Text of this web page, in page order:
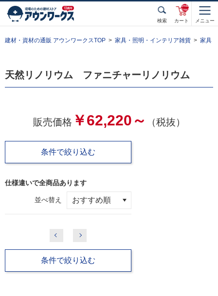
検索 カート
unde
fined
メニュー
建材・資材の通販 アウンワークスTOP 家具・照明・インテリア雑貨 家具
天然リノリウム ファニチャーリノリウム
販売価格 ￥62,220～ （税抜）
条件で絞り込む
仕様違いで全商品あります
並べ替え
条件で絞り込む